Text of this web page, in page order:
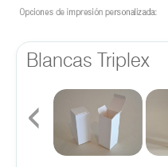
Blancas Triplex
‹